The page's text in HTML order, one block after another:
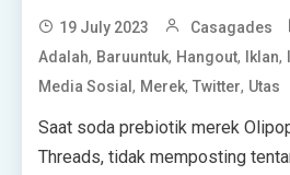
19 July 2023 Casagades
Adalah, Baruuntuk, Hangout, Iklan,
Media Sosial, Merek,Twitter, Utas
Saat soda prebiotik merek
Threads, tidak memposting